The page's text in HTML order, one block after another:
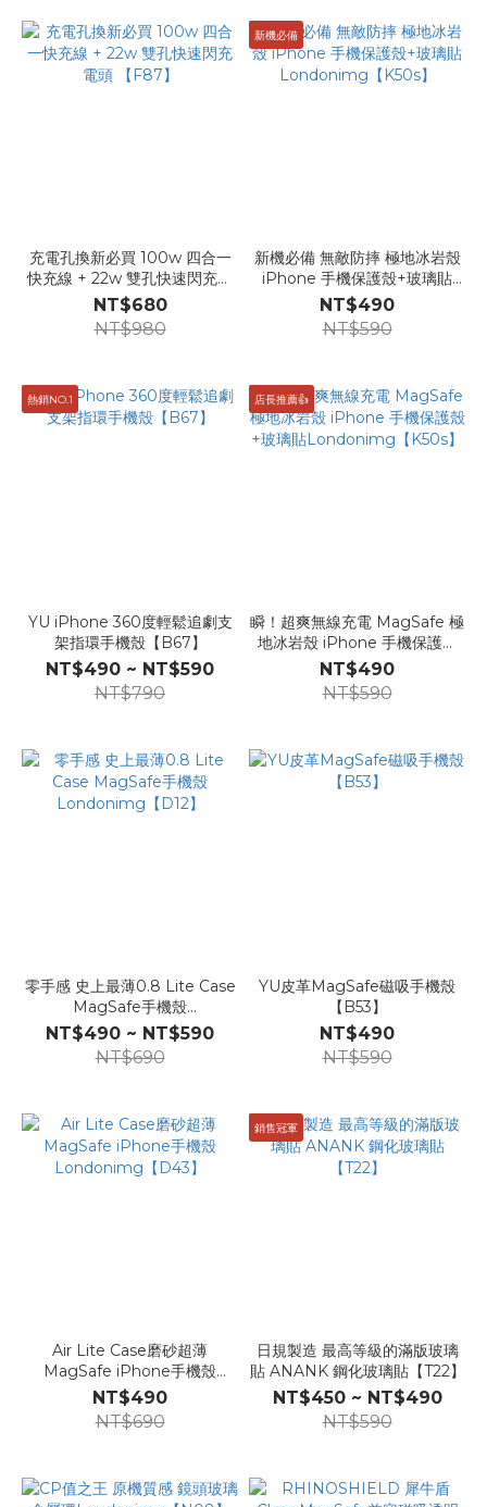
充電孔換新必買 100w 四合一
快充線 + 22w 雙孔快速閃充電
頭 【F87】
NT$680
NT$980
新機必備
新機必備 無敵防摔 極地冰岩殼
iPhone 手機保護殼+玻璃貼
Londonimg【K50s】
NT$490
NT$590
熱銷NO.1
YU iPhone 360度輕鬆追劇支
架指環手機殼【B67】
NT$490 ~ NT$590
NT$790
店長推薦👍
瞬！超爽無線充電 MagSafe 極
地冰岩殼 iPhone 手機保護殼
+玻璃貼Londonimg【K50s】
NT$490
NT$590
零手感 史上最薄0.8 Lite Case
MagSafe手機殼
Londonimg【D12】
NT$490 ~ NT$590
NT$690
YU皮革MagSafe磁吸手機殼
【B53】
NT$490
NT$590
Air Lite Case磨砂超薄
MagSafe iPhone手機殼
Londonimg【D43】
NT$490
NT$690
銷售冠軍
日規製造 最高等級的滿版玻璃
貼 ANANK 鋼化玻璃貼【T22】
NT$450 ~ NT$490
NT$590